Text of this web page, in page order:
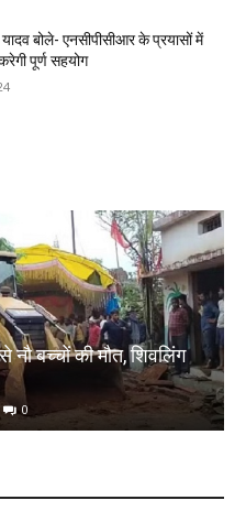
बोले- एनसीपीसीआर के प्रयासों में
पूर्ण सहयोग
बच्चों की मौत, शिवलिंग
0